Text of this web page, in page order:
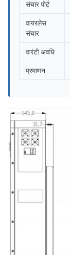
संचार पोर्ट
वायरलेस
संचार
वारंटी अवधि
प्रमाणन